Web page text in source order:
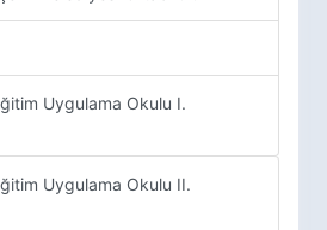
Uygulama Okulu I.
Uygulama Okulu II.